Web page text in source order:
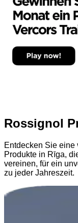
Rossignol
Entdecken Sie eine
Produkte in Rīga,
vereinen, für ein
zu jeder Jahreszeit.